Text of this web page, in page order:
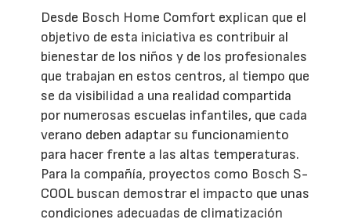
Desde Bosch Home Comfort explican que el
objetivo de esta iniciativa es contribuir al
bienestar de los niños y de los profesionales
que trabajan en estos centros, al tiempo que
se da visibilidad a una realidad compartida
por numerosas escuelas infantiles, que cada
verano deben adaptar su funcionamiento
para hacer frente a las altas temperaturas.
Para la compañía, proyectos como Bosch S-
COOL buscan demostrar el impacto que unas
condiciones adecuadas de climatización